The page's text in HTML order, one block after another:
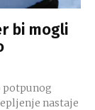
bi mogli
potpunog
nastaje